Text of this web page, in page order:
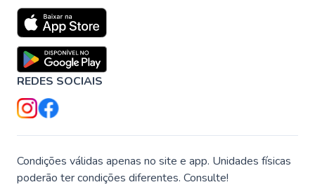
REDES SOCIAIS
Condições válidas apenas no site e app. Unidades físicas
poderão ter condições diferentes. Consulte!